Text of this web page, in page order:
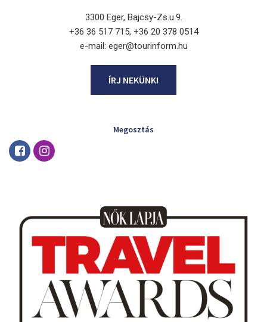
3300 Eger, Bajcsy-Zs.u.9.
+36 36 517 715, +36 20 378 0514
e-mail: eger@tourinform.hu
ÍRJ NEKÜNK!
Megosztás